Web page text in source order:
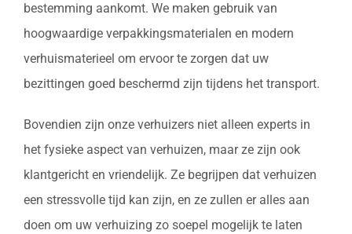
bestemming aankomt. We maken gebruik van
hoogwaardige verpakkingsmaterialen en modern
verhuismaterieel om ervoor te zorgen dat uw
bezittingen goed beschermd zijn tijdens het transport.
Bovendien zijn onze verhuizers niet alleen experts in
het fysieke aspect van verhuizen, maar ze zijn ook
klantgericht en vriendelijk. Ze begrijpen dat verhuizen
een stressvolle tijd kan zijn, en ze zullen er alles aan
doen om uw verhuizing zo soepel mogelijk te laten